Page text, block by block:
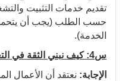
تقديم خدمات التثبيت
حسب الطلب (يجب أن
الخدمة).
س4: كيف نبني الثقة في التعامل الأول؟
الإجابة: نعتقد أن الأعمال